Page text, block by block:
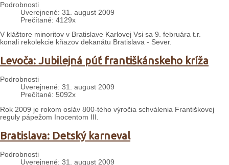
Podrobnosti
Uverejnené: 31. august 2009
Prečítané: 4129x
V kláštore minoritov v Bratislave Karlovej Vsi sa 9. februára t.r.
konali rekolekcie kňazov dekanátu Bratislava - Sever.
Levoča: Jubilejná púť františkánskeho kríža
Podrobnosti
Uverejnené: 31. august 2009
Prečítané: 5092x
Rok 2009 je rokom osláv 800-tého výročia schválenia Františkovej
reguly pápežom Inocentom III.
Bratislava: Detský karneval
Podrobnosti
Uverejnené: 31. august 2009